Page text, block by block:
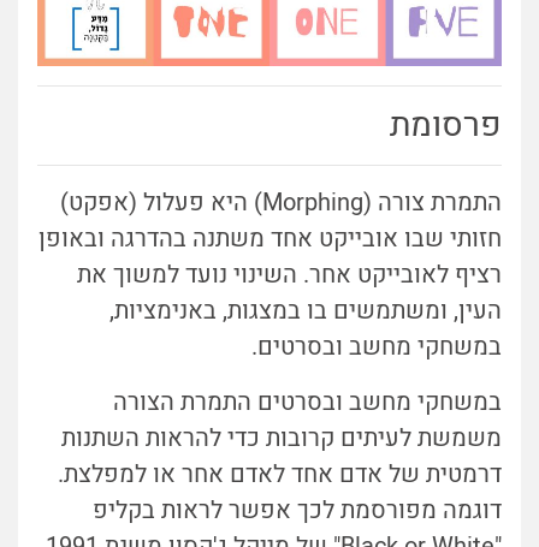
פרסומת
התמרת צורה (Morphing) היא פעלול (אפקט)
חזותי שבו אובייקט אחד משתנה בהדרגה ובאופן
רציף לאובייקט אחר. השינוי נועד למשוך את
העין, ומשתמשים בו במצגות, באנימציות,
במשחקי מחשב ובסרטים.
במשחקי מחשב ובסרטים התמרת הצורה
משמשת לעיתים קרובות כדי להראות השתנות
דרמטית של אדם אחד לאדם אחר או למפלצת.
דוגמה מפורסמת לכך אפשר לראות בקליפ